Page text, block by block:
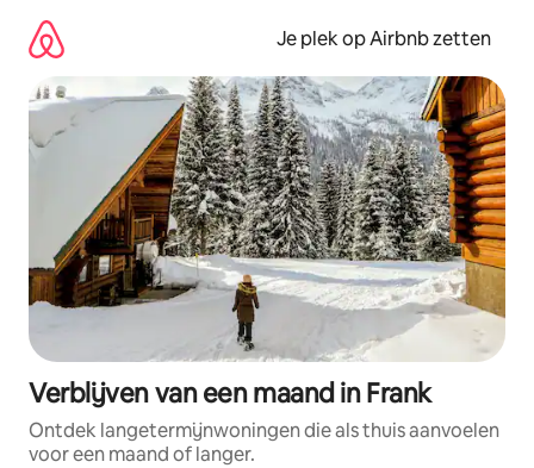
direct
naar
inhoud
Je plek op Airbnb zetten
Verblijven van een maand in Frank
Ontdek langetermijnwoningen die als thuis aanvoelen
voor een maand of langer.